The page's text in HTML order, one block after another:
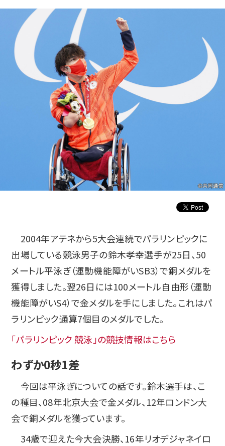
2004年アテネから5大会連続でパラリンピックに
出場している競泳男子の鈴木孝幸選手が25日、50
メートル平泳ぎ（運動機能障がいSB3）で銅メダルを
獲得しました。翌26日には100メートル自由形（運動
機能障がいS4）で金メダルを手にしました。これはパ
ラリンピック通算7個目のメダルでした。
「パラリンピック 競泳」の競技情報はこちら
わずか0秒1差
今回は平泳ぎについての話です。鈴木選手は、こ
の種目、08年北京大会で金メダル、12年ロンドン大
会で銅メダルを獲っています。
34歳で迎えた今大会決勝、16年リオデジャネイロ